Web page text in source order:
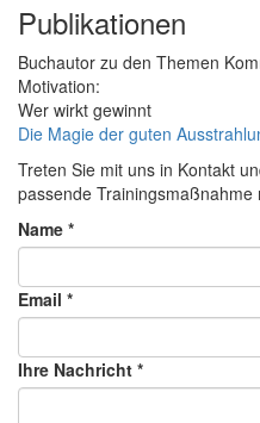
Publikationen
Buchautor zu den Themen
Motivation:
Wer wirkt gewinnt
Die Magie der guten
Treten Sie mit uns in Kontakt
passende
Name *
Email *
Ihre Nachricht *